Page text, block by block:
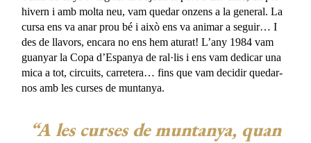
hivern i amb molta neu, vam quedar onzens a la general. La
cursa ens va anar prou bé i això ens va animar a seguir… I
des de llavors, encara no ens hem aturat! L’any 1984 vam
guanyar la Copa d’Espanya de ral·lis i ens vam dedicar una
mica a tot, circuits, carretera… fins que vam decidir quedar-
nos amb les curses de muntanya.
“A les curses de muntanya, quan